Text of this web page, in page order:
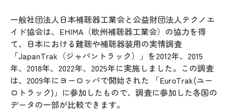
一般社団法人日本補聴器工業会と公益財団法人テクノエ
イド協会は、EHIMA（欧州補聴器工業会）の協力を得
て、日本における難聴や補聴器装用の実情調査
「JapanTrak（ジャパントラック）」を2012年、2015
年、2018年、2022年、2025年に実施しました。この調査
は、2009年にヨーロッパで開始された 「EuroTrak(ユー
ロトラック)」に参加したもので、調査に参加した各国の
データの一部が比較できます。